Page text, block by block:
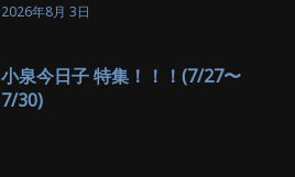
2026年8月 3日
小泉今日子 特集！！！(7/27〜
7/30)